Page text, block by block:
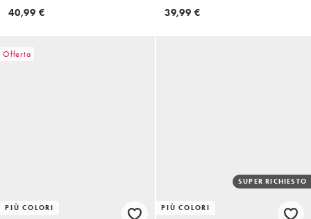
misto lino blu
40,99 €
39,99 €
Offerta
PIÙ COLORI PIÙ COLORI
SUPER RICHIESTO